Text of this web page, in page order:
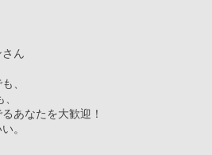
さん
、
なたを大歓迎！
。